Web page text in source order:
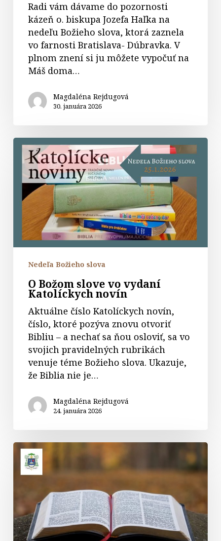
Radi vám dávame do pozornosti
kázeň o. biskupa Jozefa Haľka na
nedeľu Božieho slova, ktorá zaznela
vo farnosti Bratislava- Dúbravka. V
plnom znení si ju môžete vypočuť na
Máš doma…
Magdaléna Rejdugová
30. januára 2026
O
Božom
slove
vo
vydaní
Katolíckych
novín
Nedeľa Božieho slova
O Božom slove vo vydaní
Katolíckych novín
Aktuálne číslo Katolíckych novín,
číslo, ktoré pozýva znovu otvoriť
Bibliu – a nechať sa ňou osloviť, sa vo
svojich pravidelných rubrikách
venuje téme Božieho slova. Ukazuje,
že Biblia nie je…
Magdaléna Rejdugová
24. januára 2026
Pastiersky
list
na
Božieho
slova